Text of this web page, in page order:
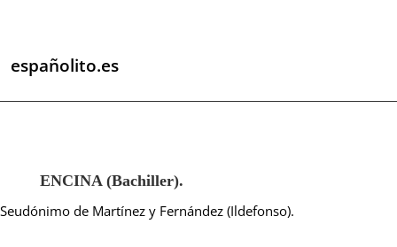
españolito.es
ENCINA (Bachiller).
Seudónimo de Martínez y Fernández (Ildefonso).